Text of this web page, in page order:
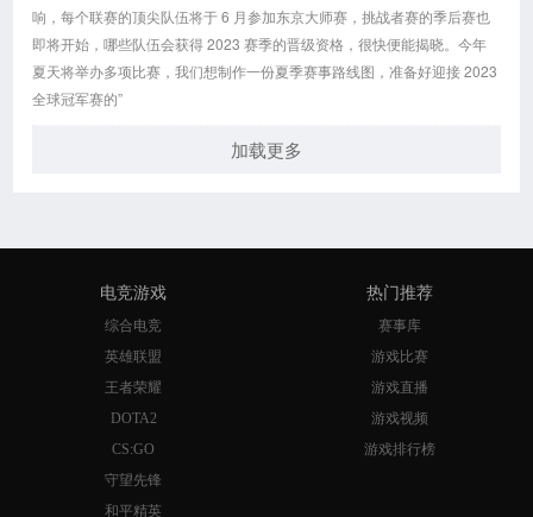
响，每个联赛的顶尖队伍将于 6 月参加东京大师赛，挑战者赛的季后赛也
即将开始，哪些队伍会获得 2023 赛季的晋级资格，很快便能揭晓。今年
夏天将举办多项比赛，我们想制作一份夏季赛事路线图，准备好迎接 2023
全球冠军赛的”
加载更多
电竞游戏
综合电竞
英雄联盟
王者荣耀
DOTA2
CS:GO
守望先锋
和平精英
热门推荐
赛事库
游戏比赛
游戏直播
游戏视频
游戏排行榜